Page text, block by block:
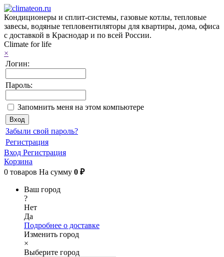
Кондиционеры и сплит-системы, газовые котлы, тепловые
завесы, водяные тепловентиляторы для квартиры, дома, офиса
с доставкой в Краснодар и по всей России.
Climate for life
×
Логин:
Пароль:
Запомнить меня на этом компьютере
Забыли свой пароль?
Регистрация
Вход Регистрация
Корзина
0 товаров На сумму 0 ₽
Ваш город
?
Нет
Да
Подробнее о доставке
Изменить город
×
Выберите город